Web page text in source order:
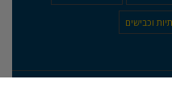
וכבישים